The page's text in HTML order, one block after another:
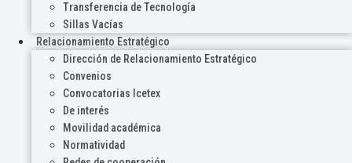
Transferencia de Tecnología
Sillas Vacías
Relacionamiento Estratégico
Dirección de Relacionamiento Estratégico
Convenios
Convocatorias Icetex
De interés
Movilidad académica
Normatividad